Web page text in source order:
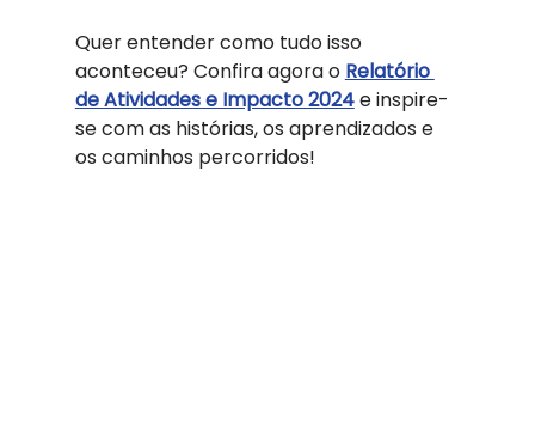
Quer entender como tudo isso
aconteceu? Confira agora o Relatório
de Atividades e Impacto 2024 e inspire-
se com as histórias, os aprendizados e
os caminhos percorridos!